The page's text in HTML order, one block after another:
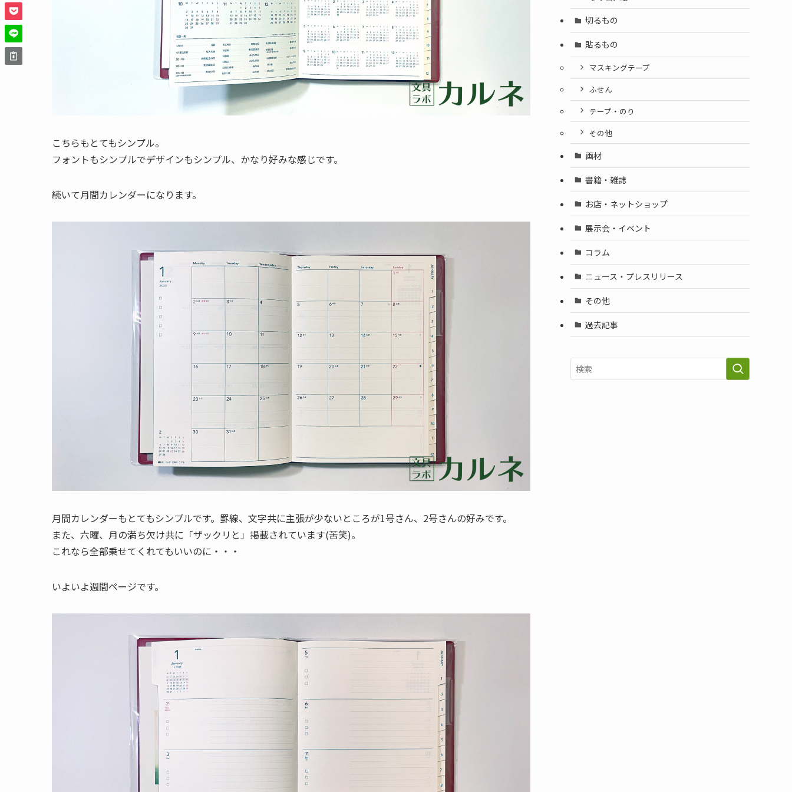
こちらもとてもシンプル。
フォントもシンプルでデザインもシンプル、かなり好みな感じです。
続いて月間カレンダーになります。
月間カレンダーもとてもシンプルです。罫線、文字共に主張が少ないところが1号さん、2号さんの好みです。
また、六曜、月の満ち欠け共に「ザックリと」掲載されています(苦笑)。
これなら全部乗せてくれてもいいのに・・・
いよいよ週間ページです。
切るもの
貼るもの
マスキングテープ
ふせん
テープ・のり
その他
画材
書籍・雑誌
お店・ネットショップ
展示会・イベント
コラム
ニュース・プレスリリース
その他
過去記事